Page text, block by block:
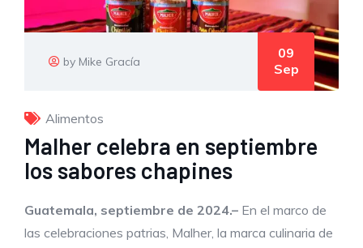
by Mike Gracía
09
Sep
Alimentos
Malher celebra en septiembre
los sabores chapines
Guatemala, septiembre de 2024.– En el marco de
las celebraciones patrias, Malher, la marca culinaria de